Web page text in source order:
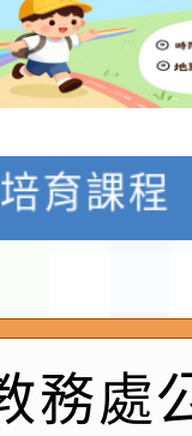
白海豚
育課程
學年度
新住民
專業人
播委員
務處